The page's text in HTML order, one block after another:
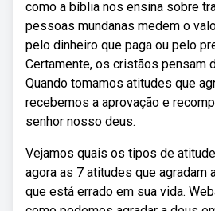
como a bíblia nos ensina sobre
pessoas mundanas medem o
pelo dinheiro que paga ou pelo
Certamente, os cristãos pensam
Quando tomamos atitudes que
recebemos a aprovação e
senhor nosso deus.
Vejamos quais os tipos de
agora as 7 atitudes que agradam
que está errado em sua vida.